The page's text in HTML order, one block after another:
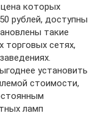
которых
рублей, доступны
такие
торговых сетях,
установить
стоимости,
ламп